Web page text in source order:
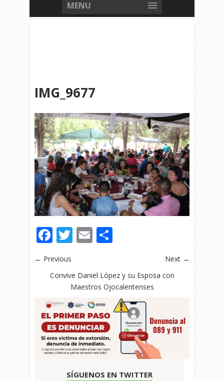
MENU
IMG_9677
Facebook
Twitter
Email
← Previous
Next →
Convive Daniel López y su Esposa con
Maestros Ojocalentenses
SÍGUENOS EN TWITTER